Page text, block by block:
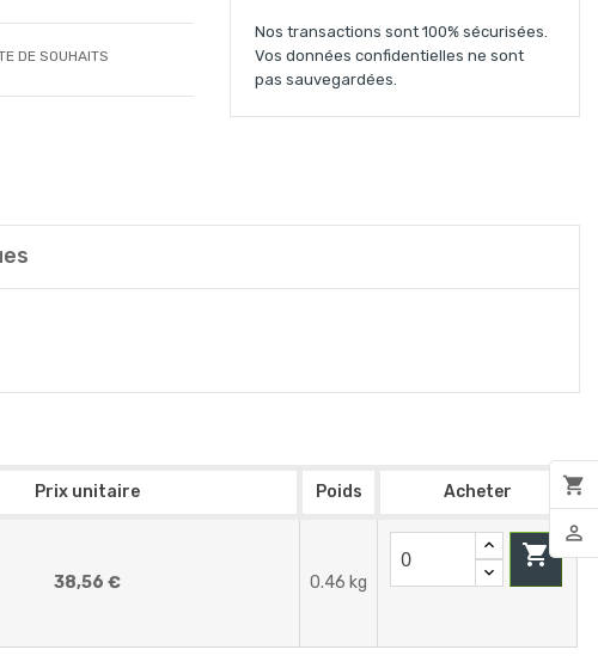
shopping_cart
person_outline
DE SOUHAITS
Nos transactions sont 100% sécurisées.
Vos données confidentielles ne sont
pas sauvegardées.
Prix unitaire Poids Acheter
38,56 € 0.46 kg
